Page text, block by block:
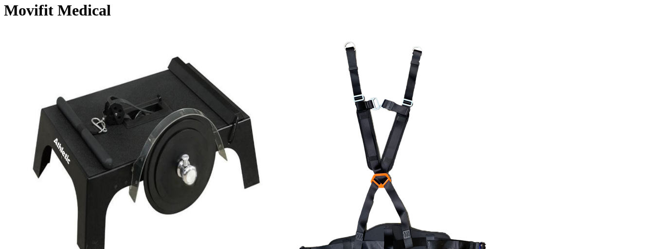
Movifit Medical